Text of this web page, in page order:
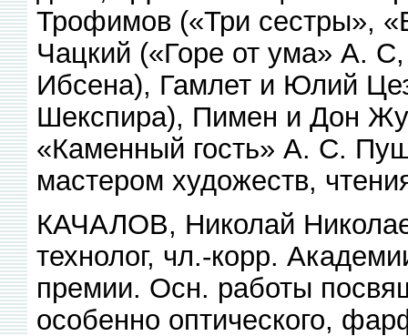
Трофимов («Три сестры»,
Чацкий («Горе от ума» А.
Ибсена), Гамлет и Юлий
Шекспира), Пимен и Дон
«Каменный гость» А. С.
мастером художеств,
КАЧАЛОВ, Николай
технолог, чл.-корр.
премии. Осн. работы
особенно оптического,